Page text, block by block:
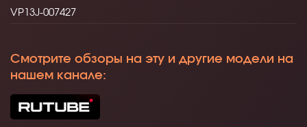
VP13J-007427
Смотрите обзоры на эту и другие модели на
нашем канале: